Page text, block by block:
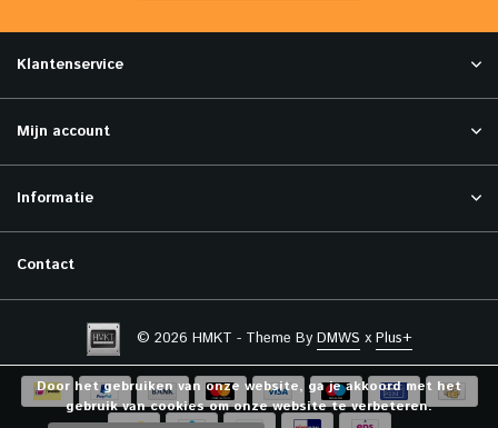
Klantenservice
Mijn account
Informatie
Contact
© 2026 HMKT - Theme By DMWS x Plus+
Door het gebruiken van onze website, ga je akkoord met het
gebruik van cookies om onze website te verbeteren.